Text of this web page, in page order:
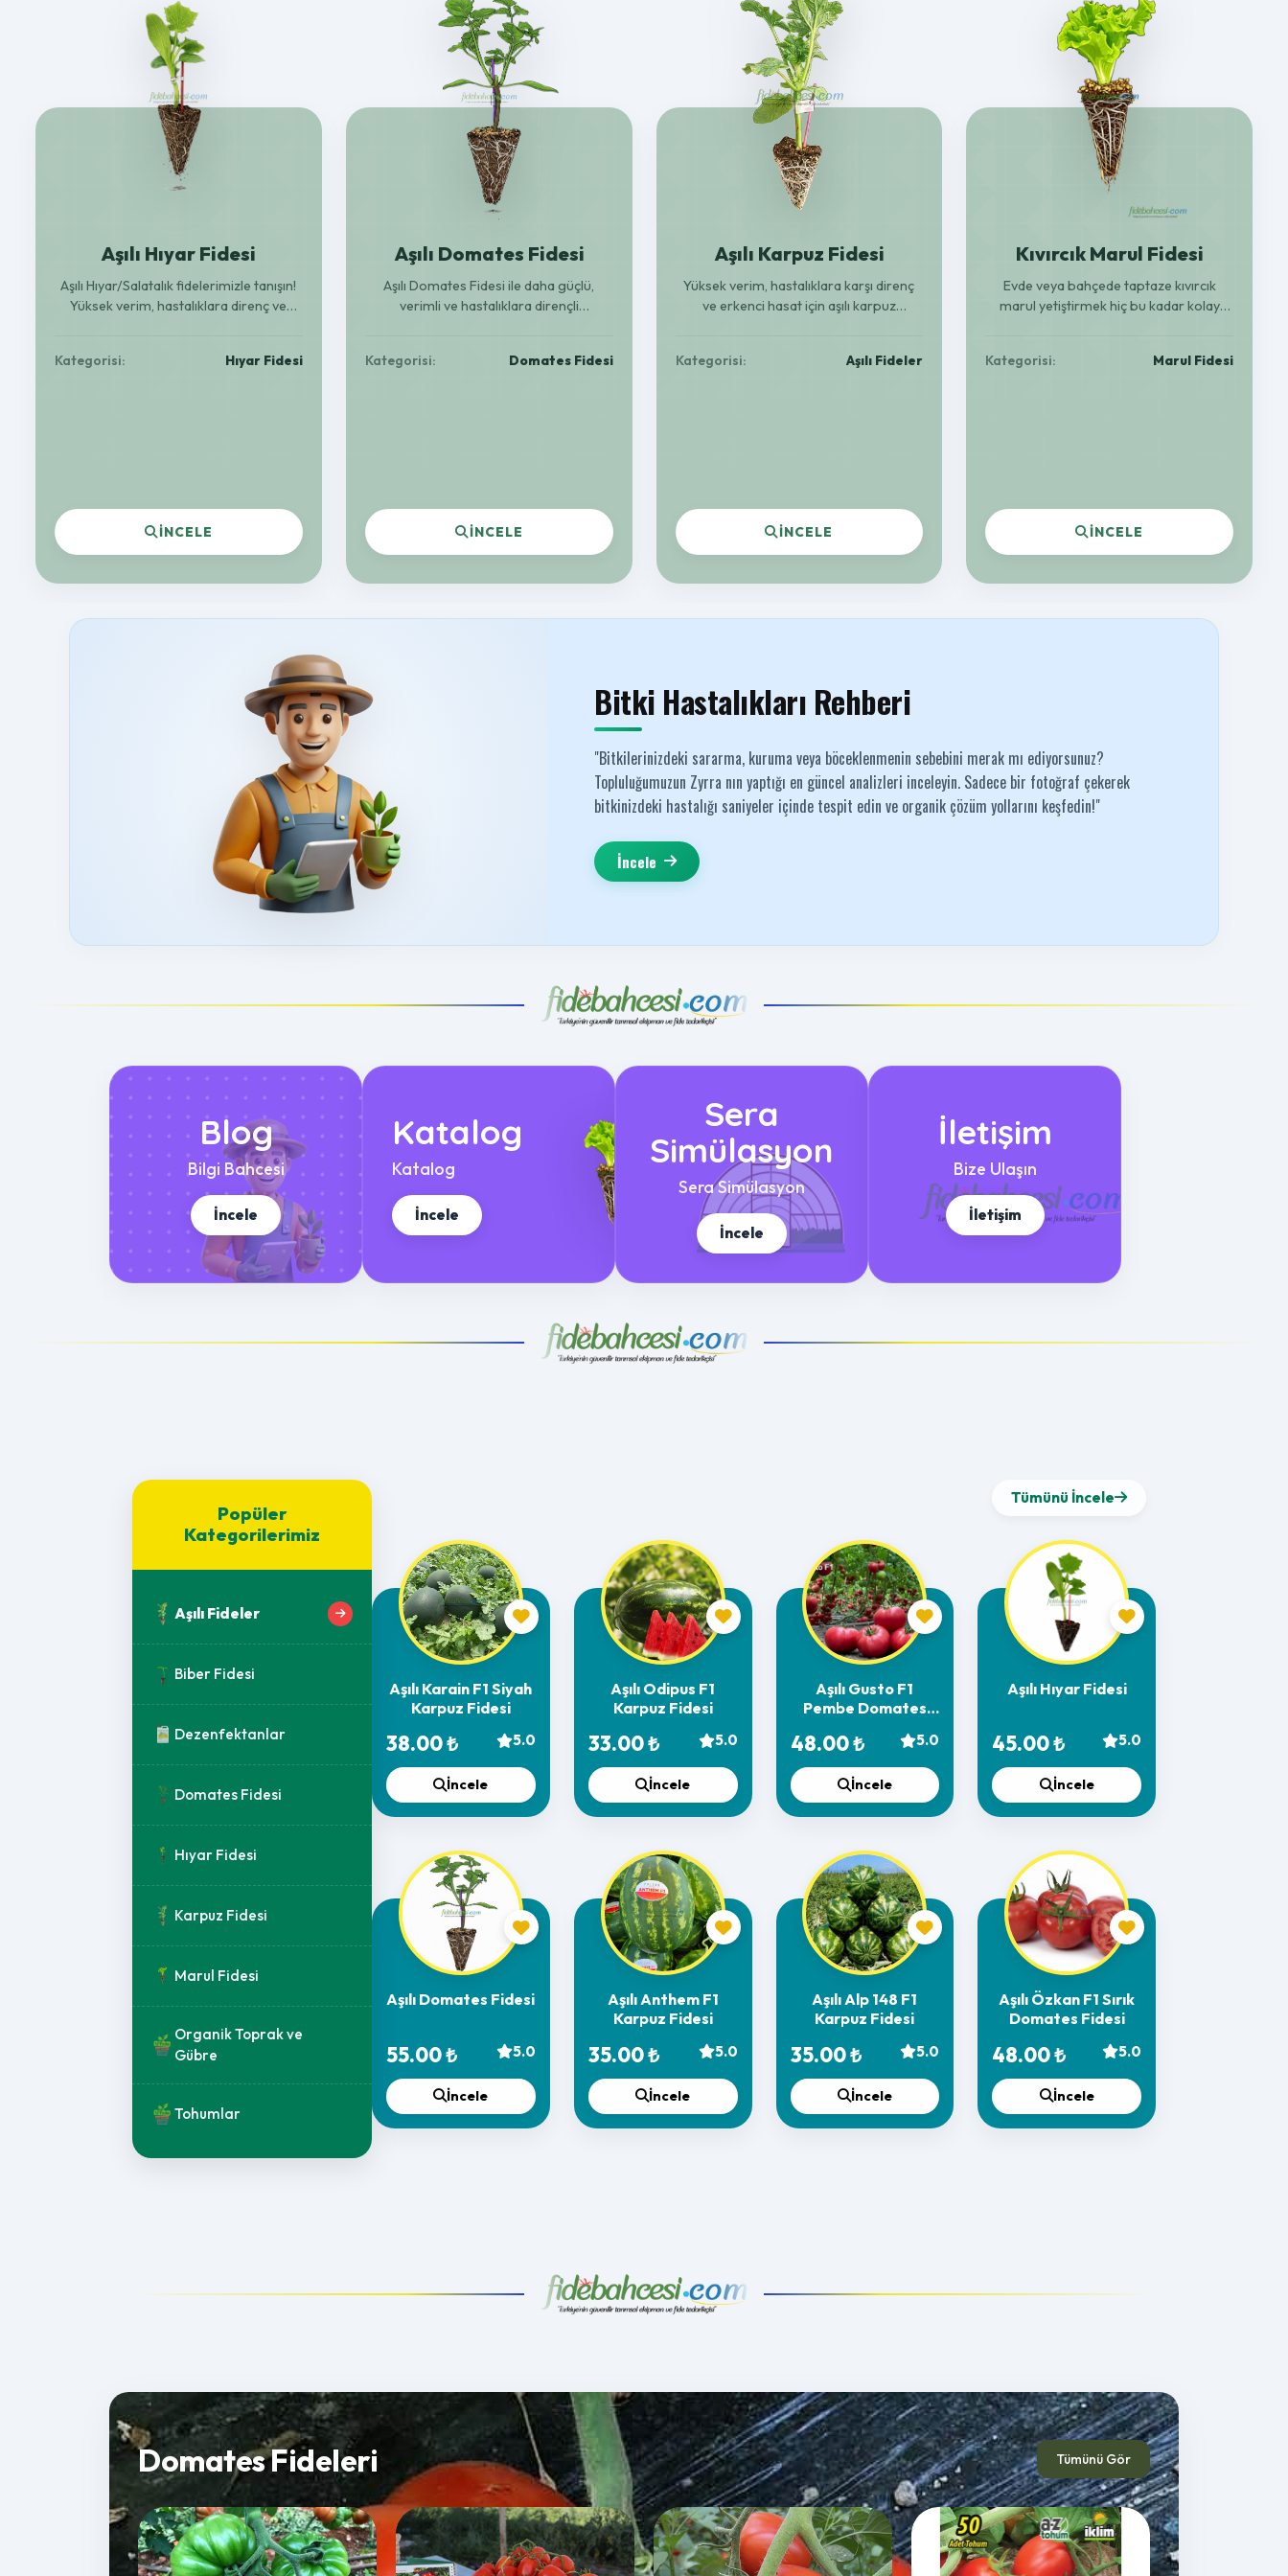
Aşılı Hıyar Fidesi
Aşılı Hıyar/Salatalık fidelerimizle tanışın!
Yüksek verim, hastalıklara direnç ve
Kategorisi:
Hıyar Fidesi
İNCELE
Aşılı Domates Fidesi
Aşılı Domates Fidesi ile daha güçlü,
verimli ve hastalıklara dirençli
Kategorisi:
Domates Fidesi
İNCELE
Aşılı Karpuz Fidesi
Yüksek verim, hastalıklara karşı direnç
ve erkenci hasat için aşılı karpuz
Kategorisi:
Aşılı Fideler
İNCELE
Kıvırcık Marul Fidesi
Evde veya bahçede taptaze kıvırcık
marul yetiştirmek hiç bu kadar kolay
Kategorisi:
Marul Fidesi
İNCELE
Bitki Hastalıkları Rehberi
"Bitkilerinizdeki sararma, kuruma veya böceklenmenin sebebini merak mı ediyorsunuz?
Topluluğumuzun Zyrra nın yaptığı en güncel analizleri inceleyin. Sadece bir fotoğraf çekerek
bitkinizdeki hastalığı saniyeler içinde tespit edin ve organik çözüm yollarını keşfedin!"
İncele
Blog
Bilgi Bahcesi
İncele
Katalog
Katalog
İncele
Sera
Simülasyon
Sera Simülasyon
İncele
İletişim
Bize Ulaşın
İletişim
Popüler
Kategorilerimiz
Aşılı Fideler
Biber Fidesi
Dezenfektanlar
Domates Fidesi
Hıyar Fidesi
Karpuz Fidesi
Marul Fidesi
Organik Toprak ve
Gübre
Tohumlar
Tümünü İncele
Aşılı Karain F1 Siyah
Karpuz Fidesi
38.00 ₺ 5.0
İncele
Aşılı Odipus F1
Karpuz Fidesi
33.00 ₺ 5.0
İncele
Aşılı Gusto F1
Pembe Domates
48.00 ₺ 5.0
İncele
Aşılı Hıyar Fidesi
45.00 ₺ 5.0
İncele
Aşılı Domates Fidesi
55.00 ₺ 5.0
İncele
Aşılı Anthem F1
Karpuz Fidesi
35.00 ₺ 5.0
İncele
Aşılı Alp 148 F1
Karpuz Fidesi
35.00 ₺ 5.0
İncele
Aşılı Özkan F1 Sırık
Domates Fidesi
48.00 ₺ 5.0
İncele
Domates Fideleri Tümünü Gör